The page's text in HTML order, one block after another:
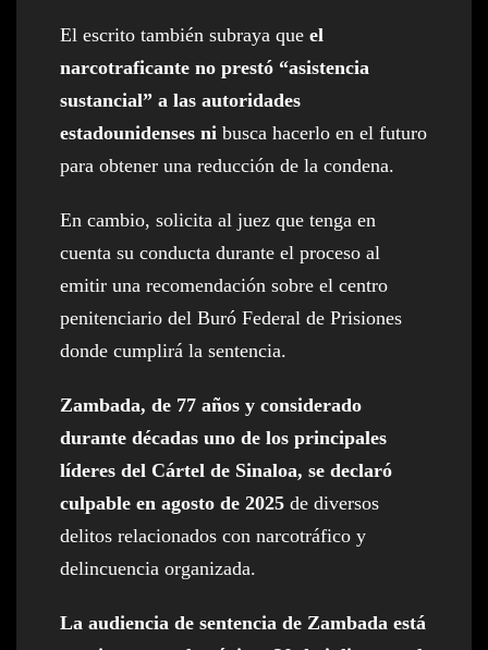
El escrito también subraya que el
narcotraficante no prestó “asistencia
sustancial” a las autoridades
estadounidenses ni busca hacerlo en el futuro
para obtener una reducción de la condena.
En cambio, solicita al juez que tenga en
cuenta su conducta durante el proceso al
emitir una recomendación sobre el centro
penitenciario del Buró Federal de Prisiones
donde cumplirá la sentencia.
Zambada, de 77 años y considerado
durante décadas uno de los principales
líderes del Cártel de Sinaloa, se declaró
culpable en agosto de 2025 de diversos
delitos relacionados con narcotráfico y
delincuencia organizada.
La audiencia de sentencia de Zambada está